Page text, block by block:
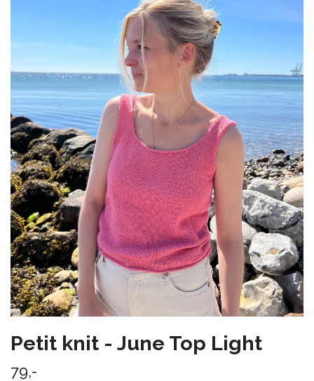
Petit knit - June Top Light
79,-